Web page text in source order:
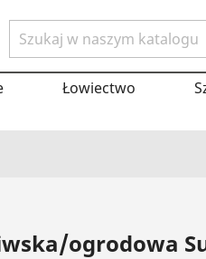
Łowiectwo
ogrodowa